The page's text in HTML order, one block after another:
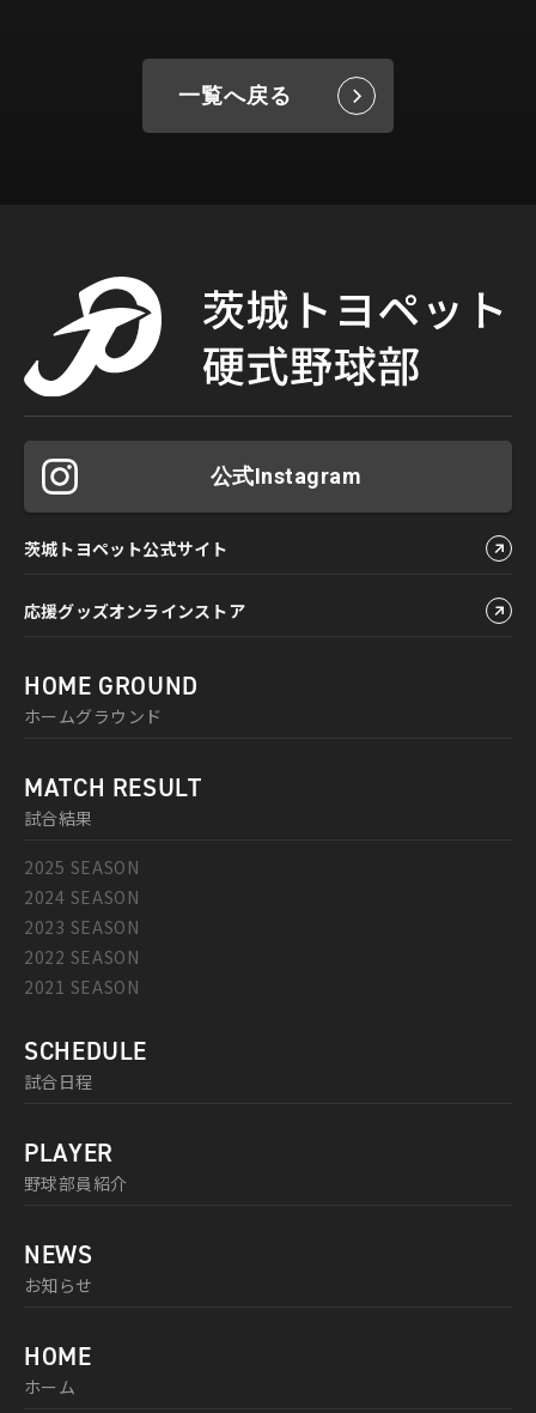
一覧へ戻る
公式Instagram
茨城トヨペット公式サイト
応援グッズオンラインストア
HOME GROUND
ホームグラウンド
MATCH RESULT
試合結果
2025 SEASON
2024 SEASON
2023 SEASON
2022 SEASON
2021 SEASON
SCHEDULE
試合日程
PLAYER
野球部員紹介
NEWS
お知らせ
HOME
ホーム